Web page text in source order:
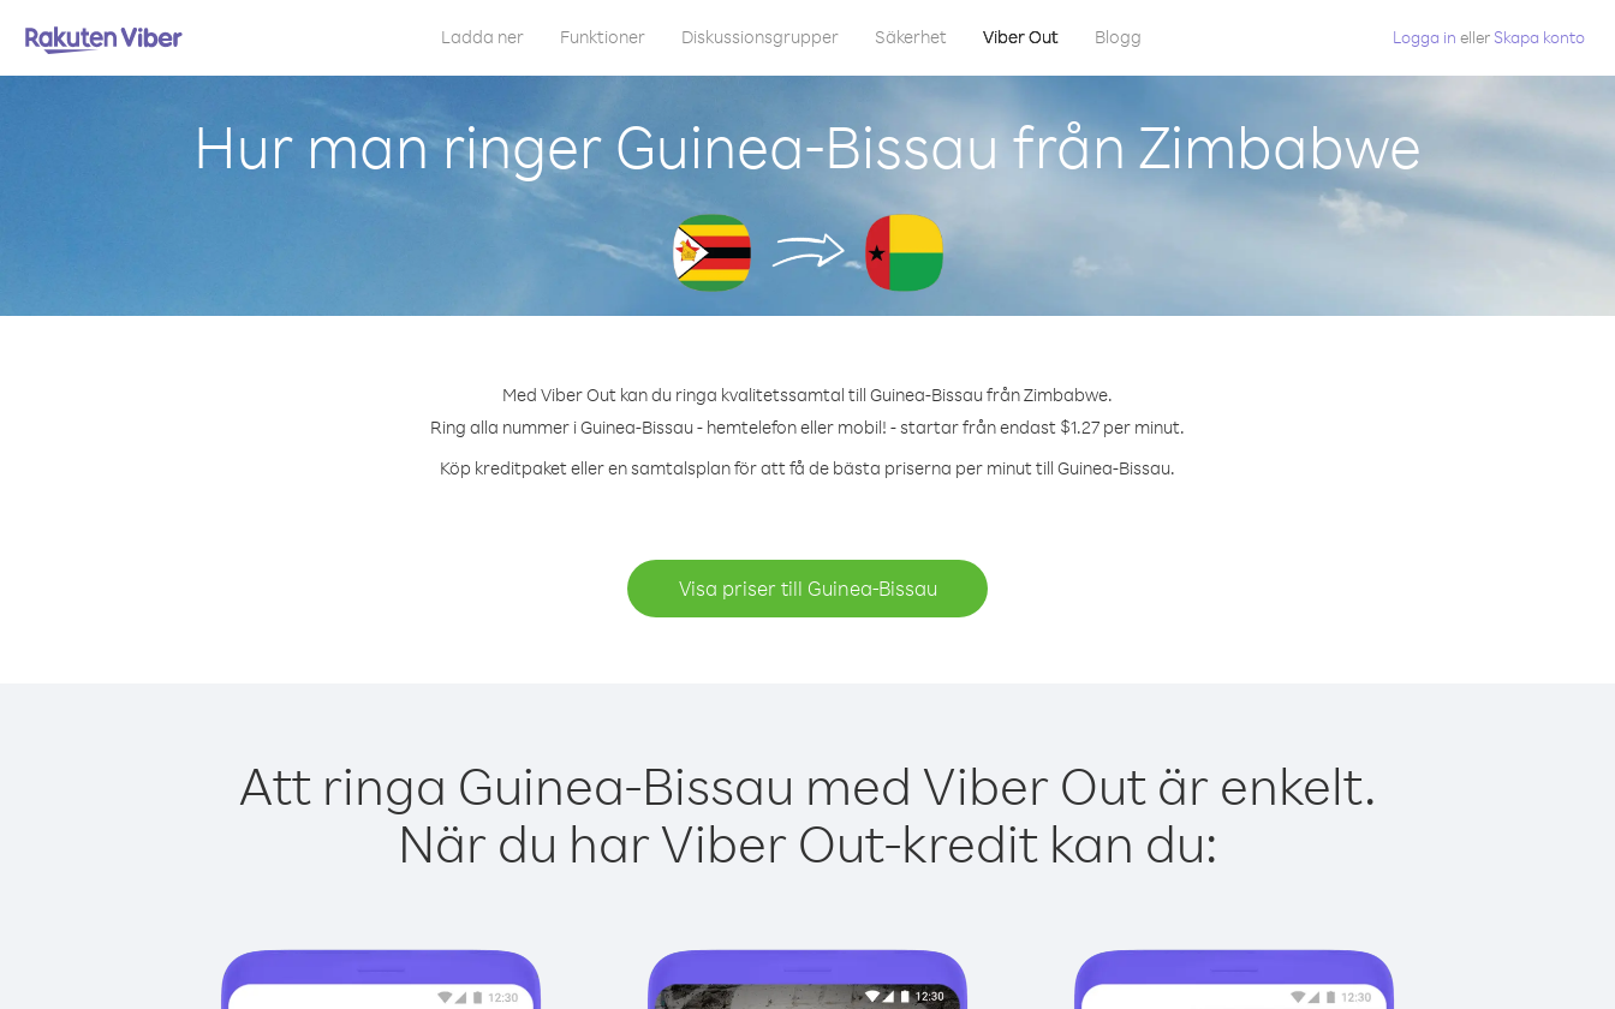
Ladda ner Funktioner Diskussionsgrupper Säkerhet Viber Out Blogg Logga in eller Skapa konto
Hur man ringer Guinea-Bissau från Zimbabwe
Med Viber Out kan du ringa kvalitetssamtal till Guinea-Bissau från Zimbabwe.
Ring alla nummer i Guinea-Bissau - hemtelefon eller mobil! - startar från endast $1.27 per minut.
Köp kreditpaket eller en samtalsplan för att få de bästa priserna per minut till Guinea-Bissau.
Visa priser till Guinea-Bissau
Att ringa Guinea-Bissau med Viber Out är enkelt.
När du har Viber Out-kredit kan du: